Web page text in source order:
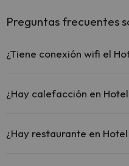
Preguntas frecuentes
¿Tiene conexión wifi el
El Hotel Area Serrano
¿Hay calefacción en
¿Hay restaurante en